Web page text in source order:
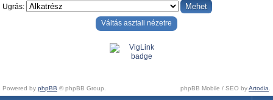
Ugrás:
Váltás asztali nézetre
Powered by phpBB © phpBB Group. phpBB Mobile / SEO byArtodia.